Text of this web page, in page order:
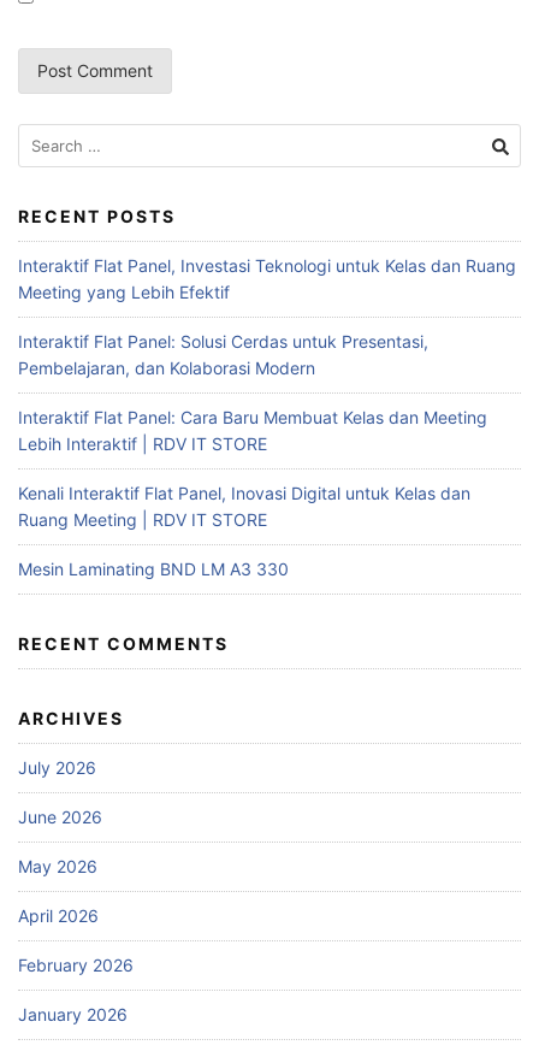
RECENT POSTS
Interaktif Flat Panel, Investasi Teknologi untuk Kelas dan Ruang
Meeting yang Lebih Efektif
Interaktif Flat Panel: Solusi Cerdas untuk Presentasi,
Pembelajaran, dan Kolaborasi Modern
Interaktif Flat Panel: Cara Baru Membuat Kelas dan Meeting
Lebih Interaktif | RDV IT STORE
Kenali Interaktif Flat Panel, Inovasi Digital untuk Kelas dan
Ruang Meeting | RDV IT STORE
Mesin Laminating BND LM A3 330
RECENT COMMENTS
ARCHIVES
July 2026
June 2026
May 2026
April 2026
February 2026
January 2026